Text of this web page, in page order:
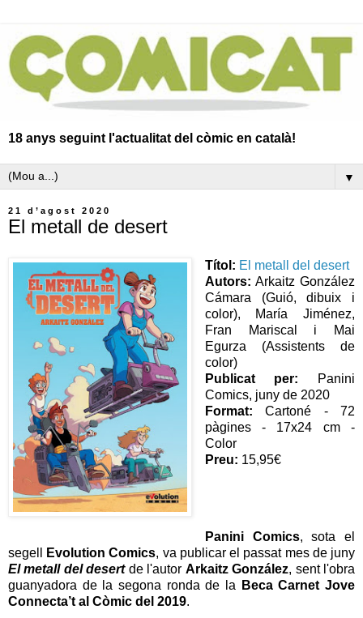
18 anys seguint l'actualitat del còmic en català!
▼
21 d’agost 2020
El metall de desert
Títol: El metall del desert
Autors: Arkaitz González
Cámara (Guió, dibuix i
color), María Jiménez,
Fran Mariscal i Mai
Egurza (Assistents de
color)
Publicat per: Panini
Comics, juny de 2020
Format: Cartoné - 72
pàgines - 17x24 cm -
Color
Preu: 15,95€
Panini Comics, sota el
segell
Evolution Comics, va publicar el passat mes de juny
El metall del desertde l'autor Arkaitz González, sent l'obra
guanyadora de la segona ronda de la
Beca Carnet Jove
Connecta’t al Còmic del 2019.